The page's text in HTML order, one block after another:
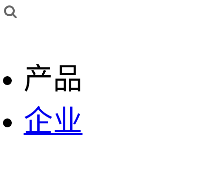
产品
企业